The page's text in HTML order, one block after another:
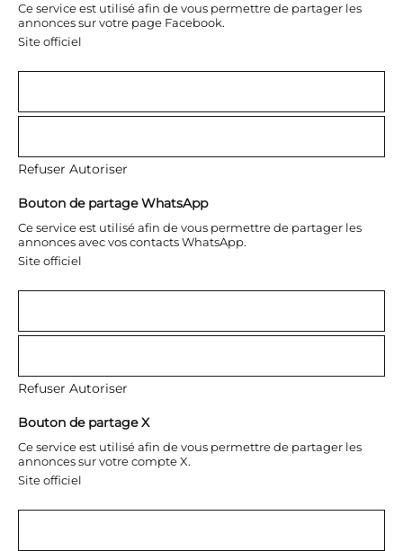
Ce service est utilisé afin de vous permettre de partager les
annonces sur votre page Facebook.
Site officiel
Refuser Autoriser
Bouton de partage WhatsApp
Ce service est utilisé afin de vous permettre de partager les
annonces avec vos contacts WhatsApp.
Site officiel
Refuser Autoriser
Bouton de partage X
Ce service est utilisé afin de vous permettre de partager les
annonces sur votre compte X.
Site officiel